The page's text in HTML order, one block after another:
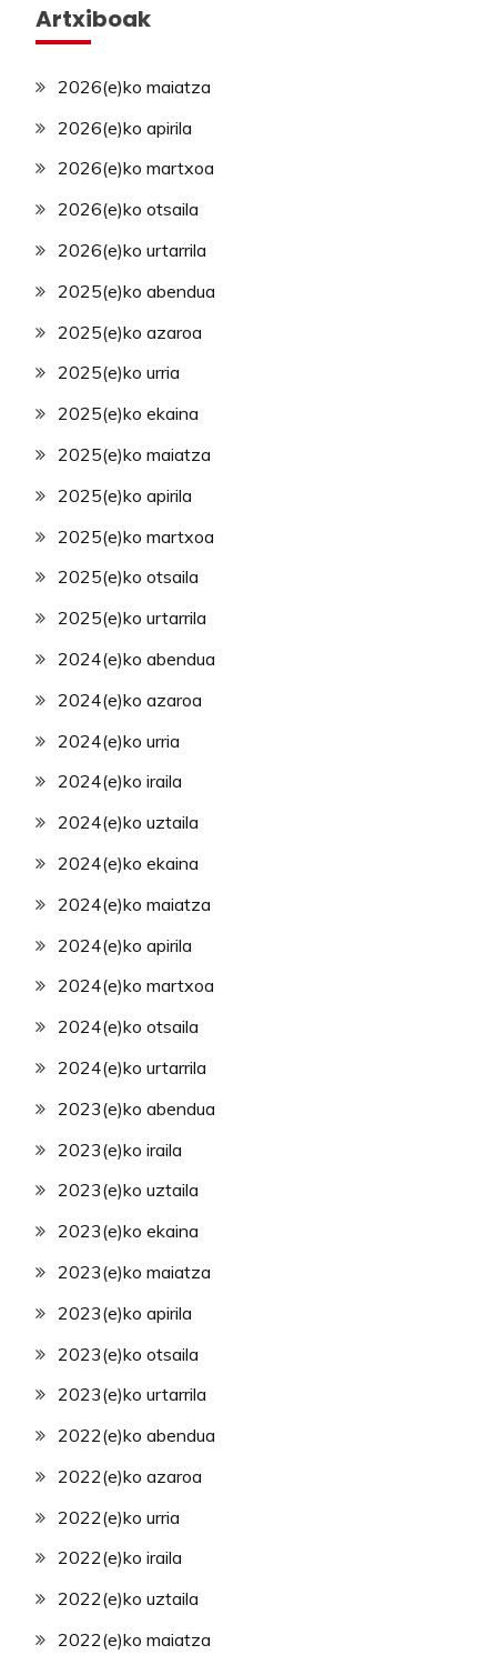
Artxiboak
2026(e)ko maiatza
2026(e)ko apirila
2026(e)ko martxoa
2026(e)ko otsaila
2026(e)ko urtarrila
2025(e)ko abendua
2025(e)ko azaroa
2025(e)ko urria
2025(e)ko ekaina
2025(e)ko maiatza
2025(e)ko apirila
2025(e)ko martxoa
2025(e)ko otsaila
2025(e)ko urtarrila
2024(e)ko abendua
2024(e)ko azaroa
2024(e)ko urria
2024(e)ko iraila
2024(e)ko uztaila
2024(e)ko ekaina
2024(e)ko maiatza
2024(e)ko apirila
2024(e)ko martxoa
2024(e)ko otsaila
2024(e)ko urtarrila
2023(e)ko abendua
2023(e)ko iraila
2023(e)ko uztaila
2023(e)ko ekaina
2023(e)ko maiatza
2023(e)ko apirila
2023(e)ko otsaila
2023(e)ko urtarrila
2022(e)ko abendua
2022(e)ko azaroa
2022(e)ko urria
2022(e)ko iraila
2022(e)ko uztaila
2022(e)ko maiatza